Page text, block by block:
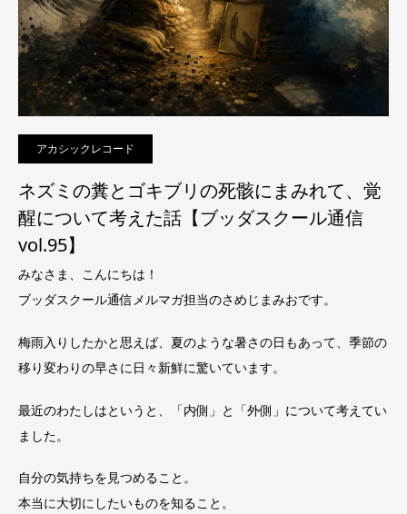
アカシックレコード
ネズミの糞とゴキブリの死骸にまみれて、覚
醒について考えた話【ブッダスクール通信
vol.95】
みなさま、こんにちは！
ブッダスクール通信メルマガ担当のさめじまみおです。
梅雨入りしたかと思えば、夏のような暑さの日もあって、季節の
移り変わりの早さに日々新鮮に驚いています。
最近のわたしはというと、「内側」と「外側」について考えてい
ました。
自分の気持ちを見つめること。
本当に大切にしたいものを知ること。